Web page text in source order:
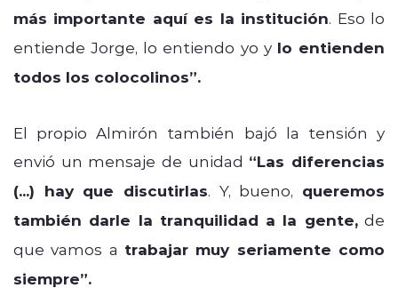
más importante aquí es la institución. Eso lo
entiende Jorge, lo entiendo yo y lo entienden
todos los colocolinos”.
El propio Almirón también bajó la tensión y
envió un mensaje de unidad “Las diferencias
(...) hay que discutirlas. Y, bueno, queremos
también darle la tranquilidad a la gente,de
que vamos a trabajar muy seriamente como
siempre”.